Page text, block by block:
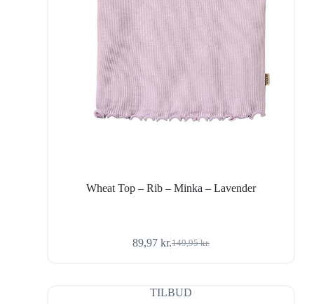
Wheat Top – Rib – Minka – Lavender
149,95kr.
Den
var:
149,95 kr..
89,97 kr.Den
er:
89,97 kr..
TILBUD